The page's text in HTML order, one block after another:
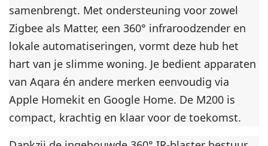
n
n
e
n
i
e
samenbrengt. Met ondersteuning voor zowel
Zigbee als Matter, een 360° infraroodzender en
lokale automatiseringen, vormt deze hub het
hart van je slimme woning. Je bedient apparaten
van Aqara én andere merken eenvoudig via
Apple Homekit en Google Home. De M200 is
compact, krachtig en klaar voor de toekomst.